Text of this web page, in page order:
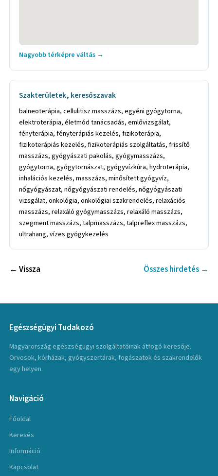
Nagyobb térképre váltás →
Szakterületek, keresőszavak
balneoterápia, cellulitisz masszázs, egyéni gyógytorna,
elektroterápia, életmód tanácsadás, emlővizsgálat,
fényterápia, fényterápiás kezelés, fizikoterápia,
fizikoterápiás kezelés, fizikoterápiás szolgáltatás, frissítő
masszázs, gyógyászati pakolás, gyógymasszázs,
gyógytorna, gyógytornászat, gyógyvízkúra, hydroterápia,
inhalációs kezelés, masszázs, minősített gyógyvíz,
nőgyógyászat, nőgyógyászati rendelés, nőgyógyászati
vizsgálat, onkológia, onkológiai szakrendelés, relaxációs
masszázs, relaxáló gyógymasszázs, relaxáló masszázs,
szegment masszázs, talpmasszázs, talpreflex masszázs,
ultrahang, vízes gyógykezelés
← Vissza Összes hirdetés →
Egészségügyi Tudakozó
Magyarország egészségügyi szolgáltatóinak átfogó keresője.
Orvosok, kórházak, gyógyszertárak, fogászatok és szakrendelők
egy helyen.
Navigáció
Főoldal
Keresés
Információ
Kapcsolat